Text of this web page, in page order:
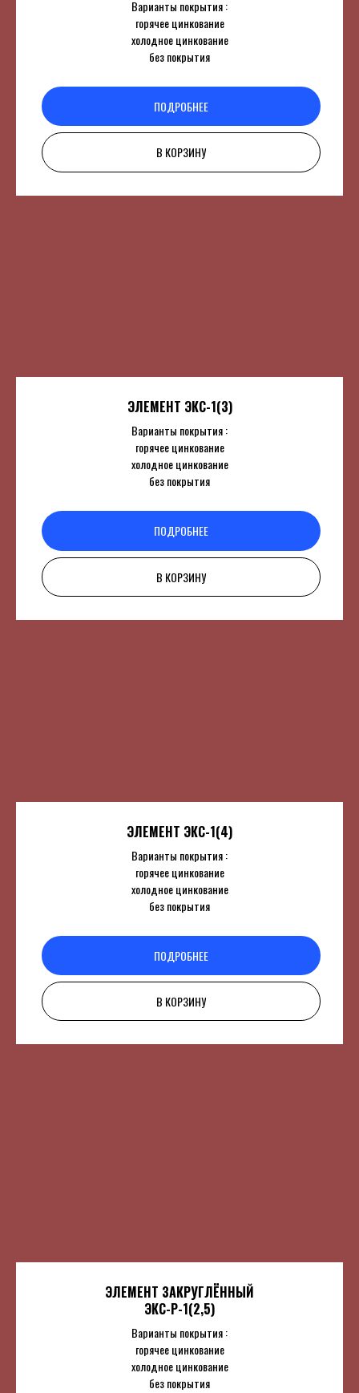
Варианты покрытия :
горячее цинкование
холодное цинкование
без покрытия
ПОДРОБНЕЕ
В КОРЗИНУ
ЭЛЕМЕНТ ЭКС-1(3)
Варианты покрытия :
горячее цинкование
холодное цинкование
без покрытия
ПОДРОБНЕЕ
В КОРЗИНУ
ЭЛЕМЕНТ ЭКС-1(4)
Варианты покрытия :
горячее цинкование
холодное цинкование
без покрытия
ПОДРОБНЕЕ
В КОРЗИНУ
ЭЛЕМЕНТ ЗАКРУГЛЁННЫЙ
ЭКС-Р-1(2,5)
Варианты покрытия :
горячее цинкование
холодное цинкование
без покрытия